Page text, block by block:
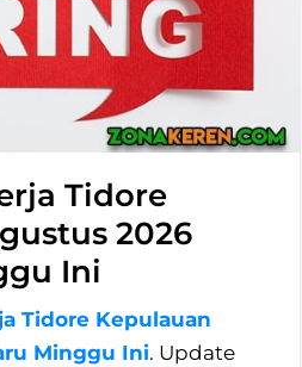
Tidore
2026
Ini
Tidore Kepulauan
Minggu Ini. Update